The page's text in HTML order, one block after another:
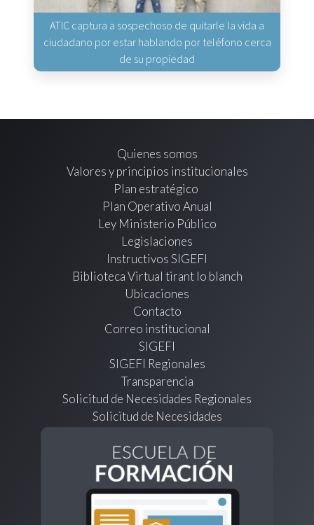
ATIC captura a sospechoso de quitarle la vida a
ciudadano por estar hablando por teléfono cerca
de su propiedad
Quienes somos
Valores y principios institucionales
Plan estratégico
Plan Operativo Anual
Ley Ministerio Público
Legislaciones
Instructivos SIGEFI
Biblioteca Virtual tirant lo blanch
Ubicaciones
Contacto
Correo institucional
SIGEFI
SIGEFI Regionales
Transparencia
Solicitud de Necesidades Regionales
Solicitud de Necesidades